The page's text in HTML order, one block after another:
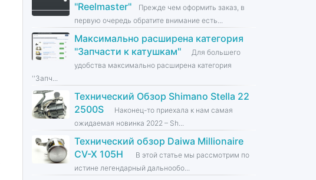
''Reelmaster''
Прежде чем оформить заказ, в
первую очередь обратите внимание есть...
Максимально расширена категория
''Запчасти к катушкам''
Для большего
удобства максимально расширена категория
''Запч...
Технический Обзор Shimano Stella 22
2500S
Наконец-то приехала к нам самая
ожидаемая новинка 2022 – Sh...
Технический обзор Daiwa Millionaire
CV-X 105H
В этой статье мы рассмотрим по
истине легендарный дальнообо...